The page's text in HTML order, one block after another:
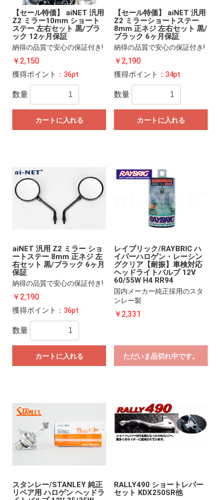
【セール特価】 aiNET 汎用
Z2 ミラー10mm ショート
ステー 左右セット 黒/ブラ
ック 12ヶ月保証
納得の品質で安心の保証付き!
￥2,150
獲得ポイント ：36pt
数量
カートに入れる
【セール特価】 aiNET 汎用
Z2 ミラーショートステー
8mm 正ネジ 左右セット 黒/
ブラック 6ヶ月保証
納得の品質で安心の保証付き!
￥2,190
獲得ポイント ：34pt
数量
カートに入れる
aiNET 汎用 Z2 ミラー ショ
ートステー 8mm 正ネジ 左
右セット 黒/ブラック 6ヶ月
保証
納得の品質で安心の保証付き!
￥2,190
獲得ポイント ：36pt
数量
カートに入れる
レイブリック/RAYBRIC ハ
イパーハロゲン・レーシン
グクリア【耐振】車検対応
ヘッドライトバルブ 12V
60/55W H4 RR94
国内メーカー純正採用のスタ
ンレー製
￥2,331
ただいま品切れ中です。
スタンレー/STANLEY 純正
リペア用 ハロゲン ヘッドラ
RALLY490 ショートレバー
セット KDX250SR他